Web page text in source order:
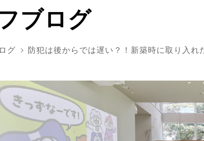
ブログ
グ 防犯は後からでは遅い？！新築時に取り入れ